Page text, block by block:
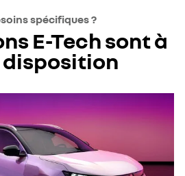
spécifiques ?
E-Tech sont à